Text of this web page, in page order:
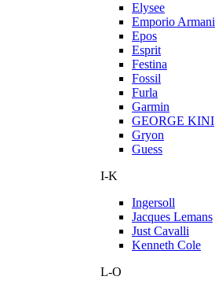
Elysee
Emporio Armani
Epos
Esprit
Festina
Fossil
Furla
Garmin
GEORGE KINI
Gryon
Guess
I-K
Ingersoll
Jacques Lemans
Just Cavalli
Kenneth Cole
L-O